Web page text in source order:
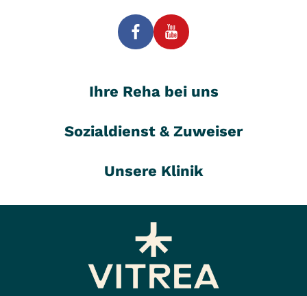
Ihre Reha bei uns
Sozialdienst & Zuweiser
Unsere Klinik